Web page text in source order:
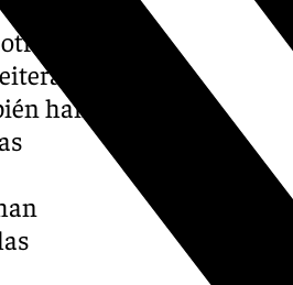
a la
han